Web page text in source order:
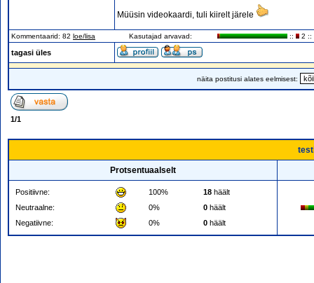
Müüsin videokaardi, tuli kiirelt järele
Kommentaarid: 82 loe/lisa Kasutajad arvavad: :: 2 ::
tagasi üles
näita postitusi alates eelmisest:
1/1
Protsentuaalselt
Positiivne: 100% 18 häält
Neutraalne:
0% 0 häält
Negatiivne:
0% 0 häält